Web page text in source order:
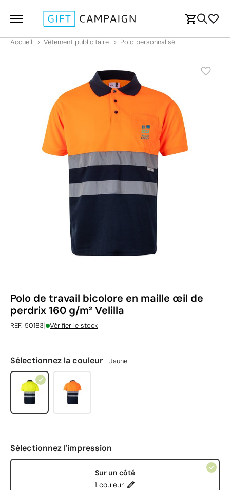
Accueil Vêtement publicitaire Polo personnalisé
Polo de travail bicolore en maille œil de
perdrix 160 g/m² Velilla
REF. 50183| Vérifier le stock
Sélectionnez la couleur Jaune
Sélectionnez l'impression
Sur un côté
1 couleur